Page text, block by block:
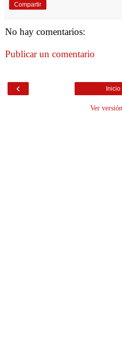
Compartir
No hay comentarios:
Publicar un comentario
‹ Inicio
Ver